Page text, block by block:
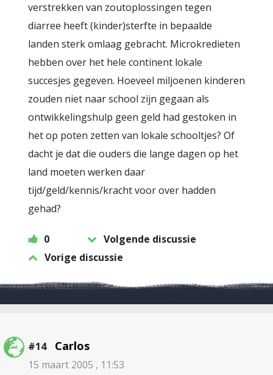
verstrekken van zoutoplossingen tegen
diarree heeft (kinder)sterfte in bepaalde
landen sterk omlaag gebracht. Microkredieten
hebben over het hele continent lokale
succesjes gegeven. Hoeveel miljoenen kinderen
zouden niet naar school zijn gegaan als
ontwikkelingshulp geen geld had gestoken in
het op poten zetten van lokale schooltjes? Of
dacht je dat die ouders die lange dagen op het
land moeten werken daar
tijd/geld/kennis/kracht voor over hadden
gehad?
0
Volgende discussie
Vorige discussie
#14 Carlos
15 maart 2005 , 11:53